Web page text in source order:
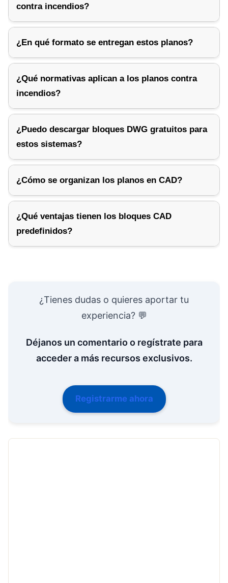
contra incendios?
¿En qué formato se entregan estos planos?
¿Qué normativas aplican a los planos contra
incendios?
¿Puedo descargar bloques DWG gratuitos para
estos sistemas?
¿Cómo se organizan los planos en CAD?
¿Qué ventajas tienen los bloques CAD
predefinidos?
¿Tienes dudas o quieres aportar tu
experiencia? 💬
Déjanos un comentario o regístrate para
acceder a más recursos exclusivos.
Registrarme ahora